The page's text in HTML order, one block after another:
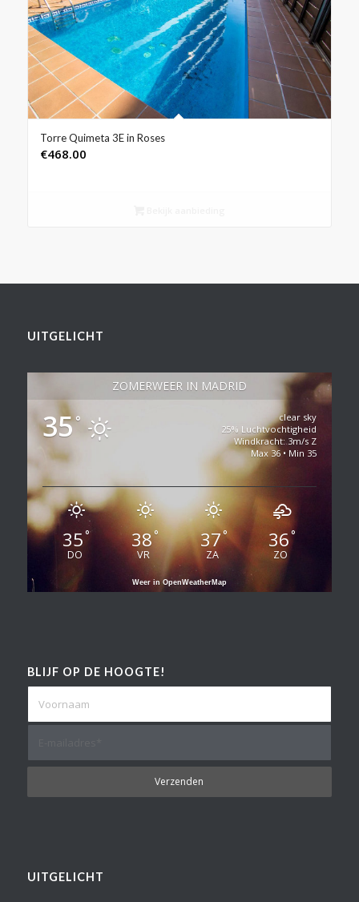
Torre Quimeta 3E in Roses
€468.00
UITGELICHT
ZOMERWEER IN MADRID
35°
clear sky
25% Luchtvochtigheid
Windkracht: 3m/s Z
Max 36 • Min 35
35°
DO
38°
VR
37°
ZA
36°
ZO
Weer in OpenWeatherMap
BLIJF OP DE HOOGTE!
UITGELICHT